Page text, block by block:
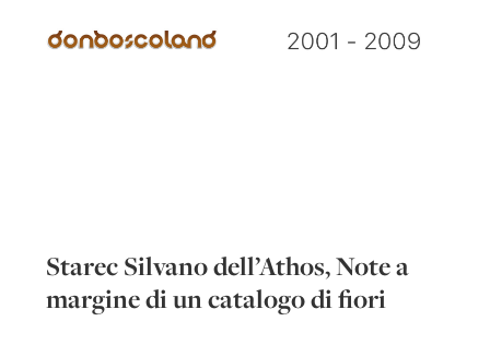
Starec Silvano dell’Athos, Note a
margine di un catalogo di fiori